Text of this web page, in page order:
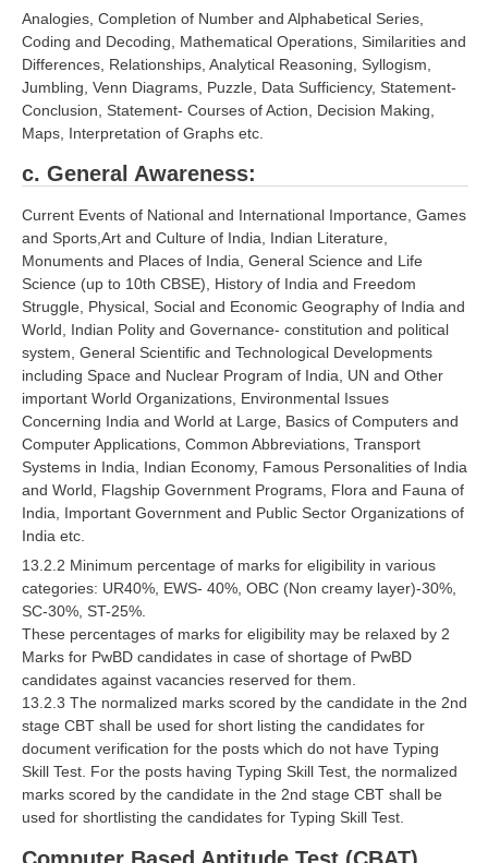
Analogies, Completion of Number and Alphabetical Series,
Coding and Decoding, Mathematical Operations, Similarities and
Differences, Relationships, Analytical Reasoning, Syllogism,
Jumbling, Venn Diagrams, Puzzle, Data Sufficiency, Statement-
Conclusion, Statement- Courses of Action, Decision Making,
Maps, Interpretation of Graphs etc.
c. General Awareness:
Current Events of National and International Importance, Games
and Sports,Art and Culture of India, Indian Literature,
Monuments and Places of India, General Science and Life
Science (up to 10th CBSE), History of India and Freedom
Struggle, Physical, Social and Economic Geography of India and
World, Indian Polity and Governance- constitution and political
system, General Scientific and Technological Developments
including Space and Nuclear Program of India, UN and Other
important World Organizations, Environmental Issues
Concerning India and World at Large, Basics of Computers and
Computer Applications, Common Abbreviations, Transport
Systems in India, Indian Economy, Famous Personalities of India
and World, Flagship Government Programs, Flora and Fauna of
India, Important Government and Public Sector Organizations of
India etc.
13.2.2 Minimum percentage of marks for eligibility in various
categories: UR40%, EWS- 40%, OBC (Non creamy layer)-30%,
SC-30%, ST-25%.
These percentages of marks for eligibility may be relaxed by 2
Marks for PwBD candidates in case of shortage of PwBD
candidates against vacancies reserved for them.
13.2.3 The normalized marks scored by the candidate in the 2nd
stage CBT shall be used for short listing the candidates for
document verification for the posts which do not have Typing
Skill Test. For the posts having Typing Skill Test, the normalized
marks scored by the candidate in the 2nd stage CBT shall be
used for shortlisting the candidates for Typing Skill Test.